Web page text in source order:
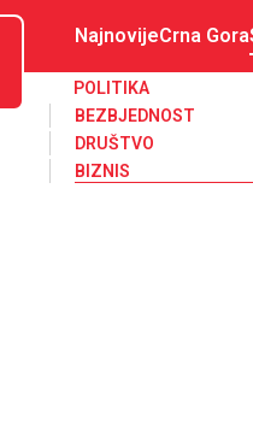
NajnovijeCrna Gora
POLITIKA
BEZBJEDNOST
DRUŠTVO
BIZNIS